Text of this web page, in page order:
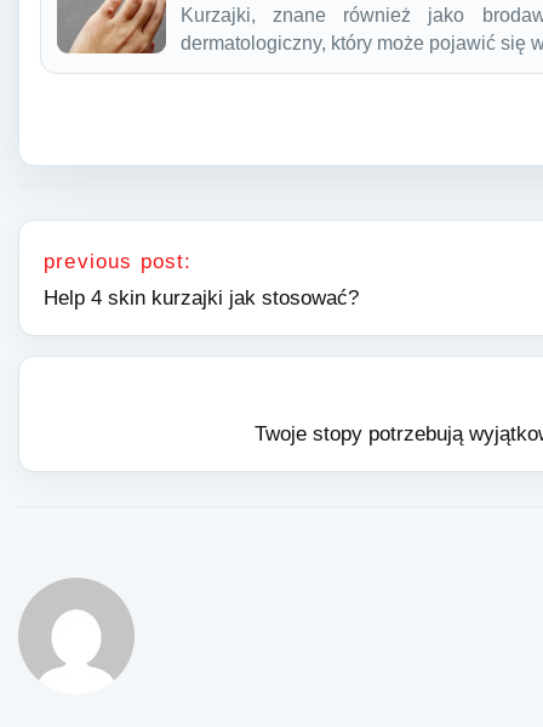
Kurzajki, znane również jako
dermatologiczny, który może pojawić się
Nawigacja wpisu
previous post:
Help 4 skin kurzajki jak stosować?
Twoje stopy potrzebują